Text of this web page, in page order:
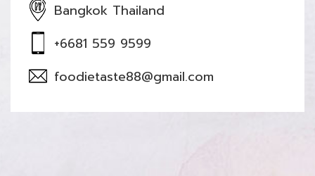
Bangkok Thailand
+6681 559 9599
foodietaste88@gmail.com